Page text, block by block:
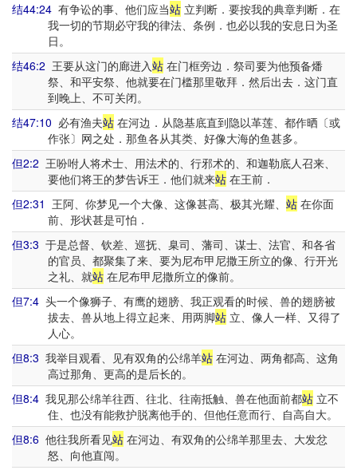
结44:24 有争讼的事、他们应当站 立判断．要按我的典章判断．在
我一切的节期必守我的律法、条例．也必以我的安息日为圣
日。
结46:2 王要从这门的廊进入站 在门框旁边．祭司要为他预备燔
祭、和平安祭、他就要在门槛那里敬拜．然后出去．这门直
到晚上、不可关闭。
结47:10 必有渔夫站 在河边．从隐基底直到隐以革莲、都作晒〔或
作张〕网之处．那鱼各从其类、好像大海的鱼甚多。
但2:2 王吩咐人将术士、用法术的、行邪术的、和迦勒底人召来、
要他们将王的梦告诉王．他们就来站在王前．
但2:31 王阿、你梦见一个大像、这像甚高、极其光耀、 站 在你面
前、形状甚是可怕．
但3:3 于是总督、钦差、巡抚、臬司、藩司、谋士、法官、和各省
的官员、都聚集了来、要为尼布甲尼撒王所立的像、行开光
之礼、就站在尼布甲尼撒所立的像前。
但7:4 头一个像狮子、有鹰的翅膀、我正观看的时候、兽的翅膀被
拔去、兽从地上得立起来、用两脚站立、像人一样、又得了
人心。
但8:3 我举目观看、见有双角的公绵羊站 在河边、两角都高、这角
高过那角、更高的是后长的。
但8:4 我见那公绵羊往西、往北、往南抵触、兽在他面前都站 立不
住、也没有能救护脱离他手的、但他任意而行、自高自大。
但8:6 他往我所看见站 在河边、有双角的公绵羊那里去、大发忿
怒、向他直闯。